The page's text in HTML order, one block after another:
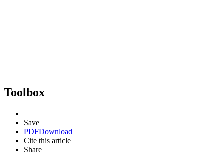
Toolbox
Save
PDFDownload
Cite this article
Share